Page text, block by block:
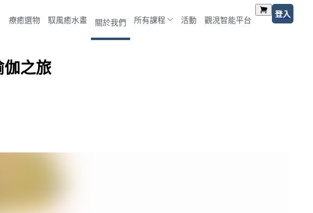
療癒選物 馭風癒水畫 關於我們 所有課程 活動 觀涀智能平台
登入
伽之旅